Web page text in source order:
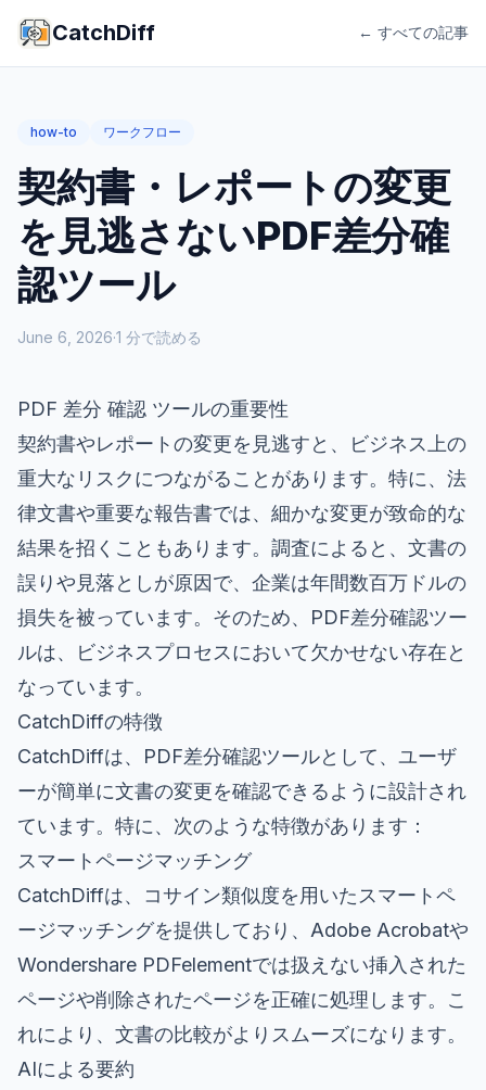
CatchDiff ← すべての記事
how-to ワークフロー
契約書・レポートの変更
を見逃さないPDF差分確
認ツール
June 6, 2026·1 分で読める
PDF 差分 確認 ツールの重要性
契約書やレポートの変更を見逃すと、ビジネス上の
重大なリスクにつながることがあります。特に、法
律文書や重要な報告書では、細かな変更が致命的な
結果を招くこともあります。調査によると、文書の
誤りや見落としが原因で、企業は年間数百万ドルの
損失を被っています。そのため、PDF差分確認ツー
ルは、ビジネスプロセスにおいて欠かせない存在と
なっています。
CatchDiffの特徴
CatchDiffは、PDF差分確認ツールとして、ユーザ
ーが簡単に文書の変更を確認できるように設計され
ています。特に、次のような特徴があります：
スマートページマッチング
CatchDiffは、コサイン類似度を用いたスマートペ
ージマッチングを提供しており、Adobe Acrobatや
Wondershare PDFelementでは扱えない挿入された
ページや削除されたページを正確に処理します。こ
れにより、文書の比較がよりスムーズになります。
AIによる要約